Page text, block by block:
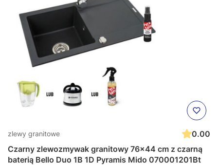
zlewy granitowe
0.00
Czarny zlewozmywak granitowy 76x44 cm z czarną
baterią Bello Duo 1B 1D Pyramis Mido 070001201Bt